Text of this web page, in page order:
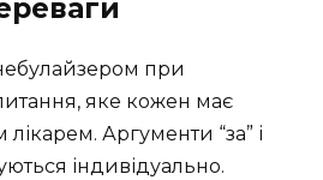
при
яке кожен має
лікарем. Аргументи “за” і
індивідуально.